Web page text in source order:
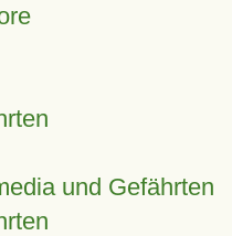
und Gefährten